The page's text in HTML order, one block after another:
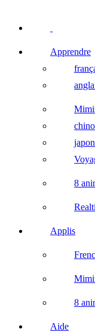
Apprendre
8
Applis
8
Aide